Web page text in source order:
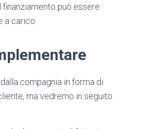
finanziamento può essere
a carico.
compagnia in forma di
ma vedremo in seguito